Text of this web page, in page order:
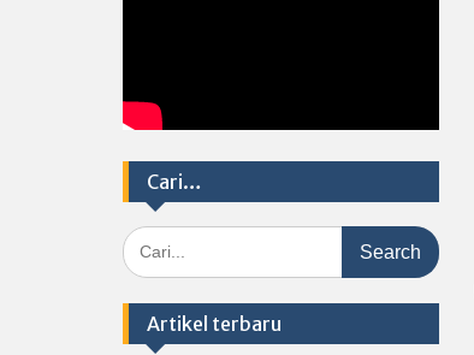
Cari…
Search
for:
Artikel terbaru